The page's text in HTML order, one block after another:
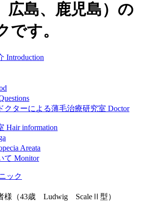
広島、鹿児島）の
です。
Introduction
クターによる薄毛治療研究室 Doctor
Hair information
Areata
て Monitor
ック
様（43歳 Ludwig ScaleⅡ型）